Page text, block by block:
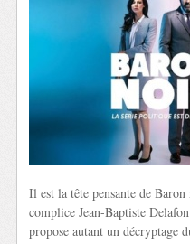
Il est la tête pensante de
complice Jean-Baptiste
propose autant un décryptage